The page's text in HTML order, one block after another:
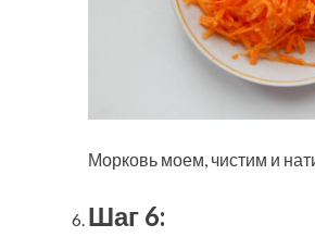
Морковь моем, чистим и
Шаг 6: